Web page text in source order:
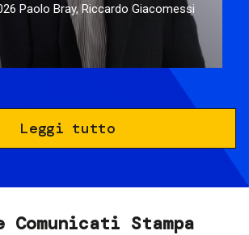
Paolo Bray, Riccardo Giacomessi
Leggi tutto
Comunicati Stampa